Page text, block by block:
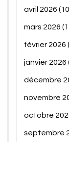
avril 2026
mars 2026
février 2026
janvier 2026
décembre
novembre
octobre
septembre